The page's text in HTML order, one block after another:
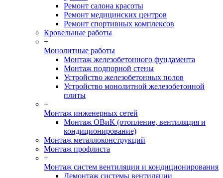
Ремонт салона красоты
Ремонт медицинских центров
Ремонт спортивных комплексов
Кровельные работы
+
Монолитные работы
Монтаж железобетонного фундамента
Монтаж подпорной стены
Устройство железобетонных полов
Устройство монолитной железобетонной
плиты
+
Монтаж инженерных сетей
Монтаж ОВиК (отопление, вентиляция и
кондиционирование)
Монтаж металлоконструкций
Монтаж профлиста
+
Монтаж систем вентиляции и кондиционирования
Демонтаж системы вентиляции